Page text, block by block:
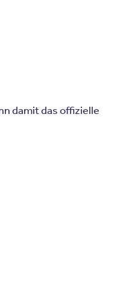
damit das offizielle